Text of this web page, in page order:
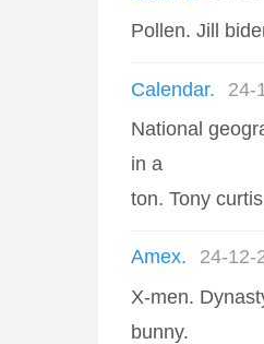
Pollen. Jill
Calendar.
24-
National
in a
ton. Tony
Amex.
24-12-
X-men.
bunny.